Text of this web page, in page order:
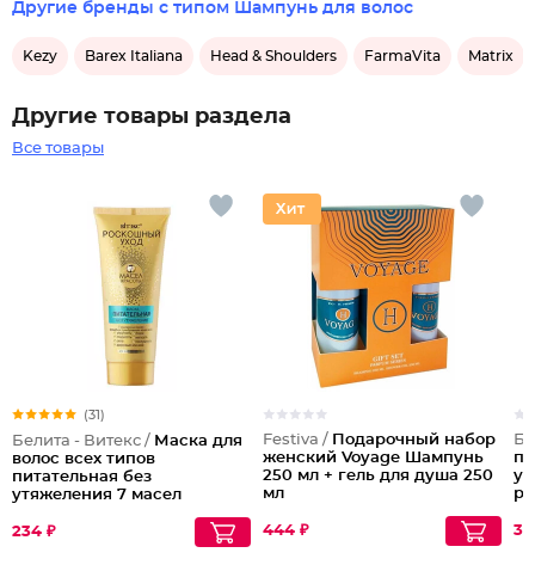
Другие бренды с типом Шампунь для волос
Kezy Barex Italiana Head & Shoulders FarmaVita Matrix
Другие товары раздела
Все товары
(31)
Белита - Витекс / Маска для
волос всех типов
питательная без
утяжеления 7 масел
Уход
234 ₽
Festiva / Подарочный набор
женский Voyage Шампунь
250 мл + гель для душа 250
мл
444 ₽